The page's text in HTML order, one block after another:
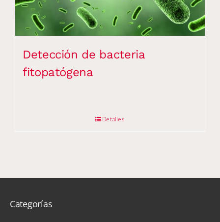
Detección de bacteria
fitopatógena
Detalles
Categorías